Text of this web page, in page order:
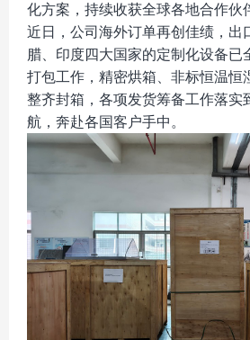
化方案，持续收获全球各地合作伙
近日，公司海外订单再创佳绩，出
腊、印度四大国家的定制化设备已
打包工作，精密烘箱、非标恒温恒
整齐封箱，各项发货筹备工作落实
航，奔赴各国客户手中。